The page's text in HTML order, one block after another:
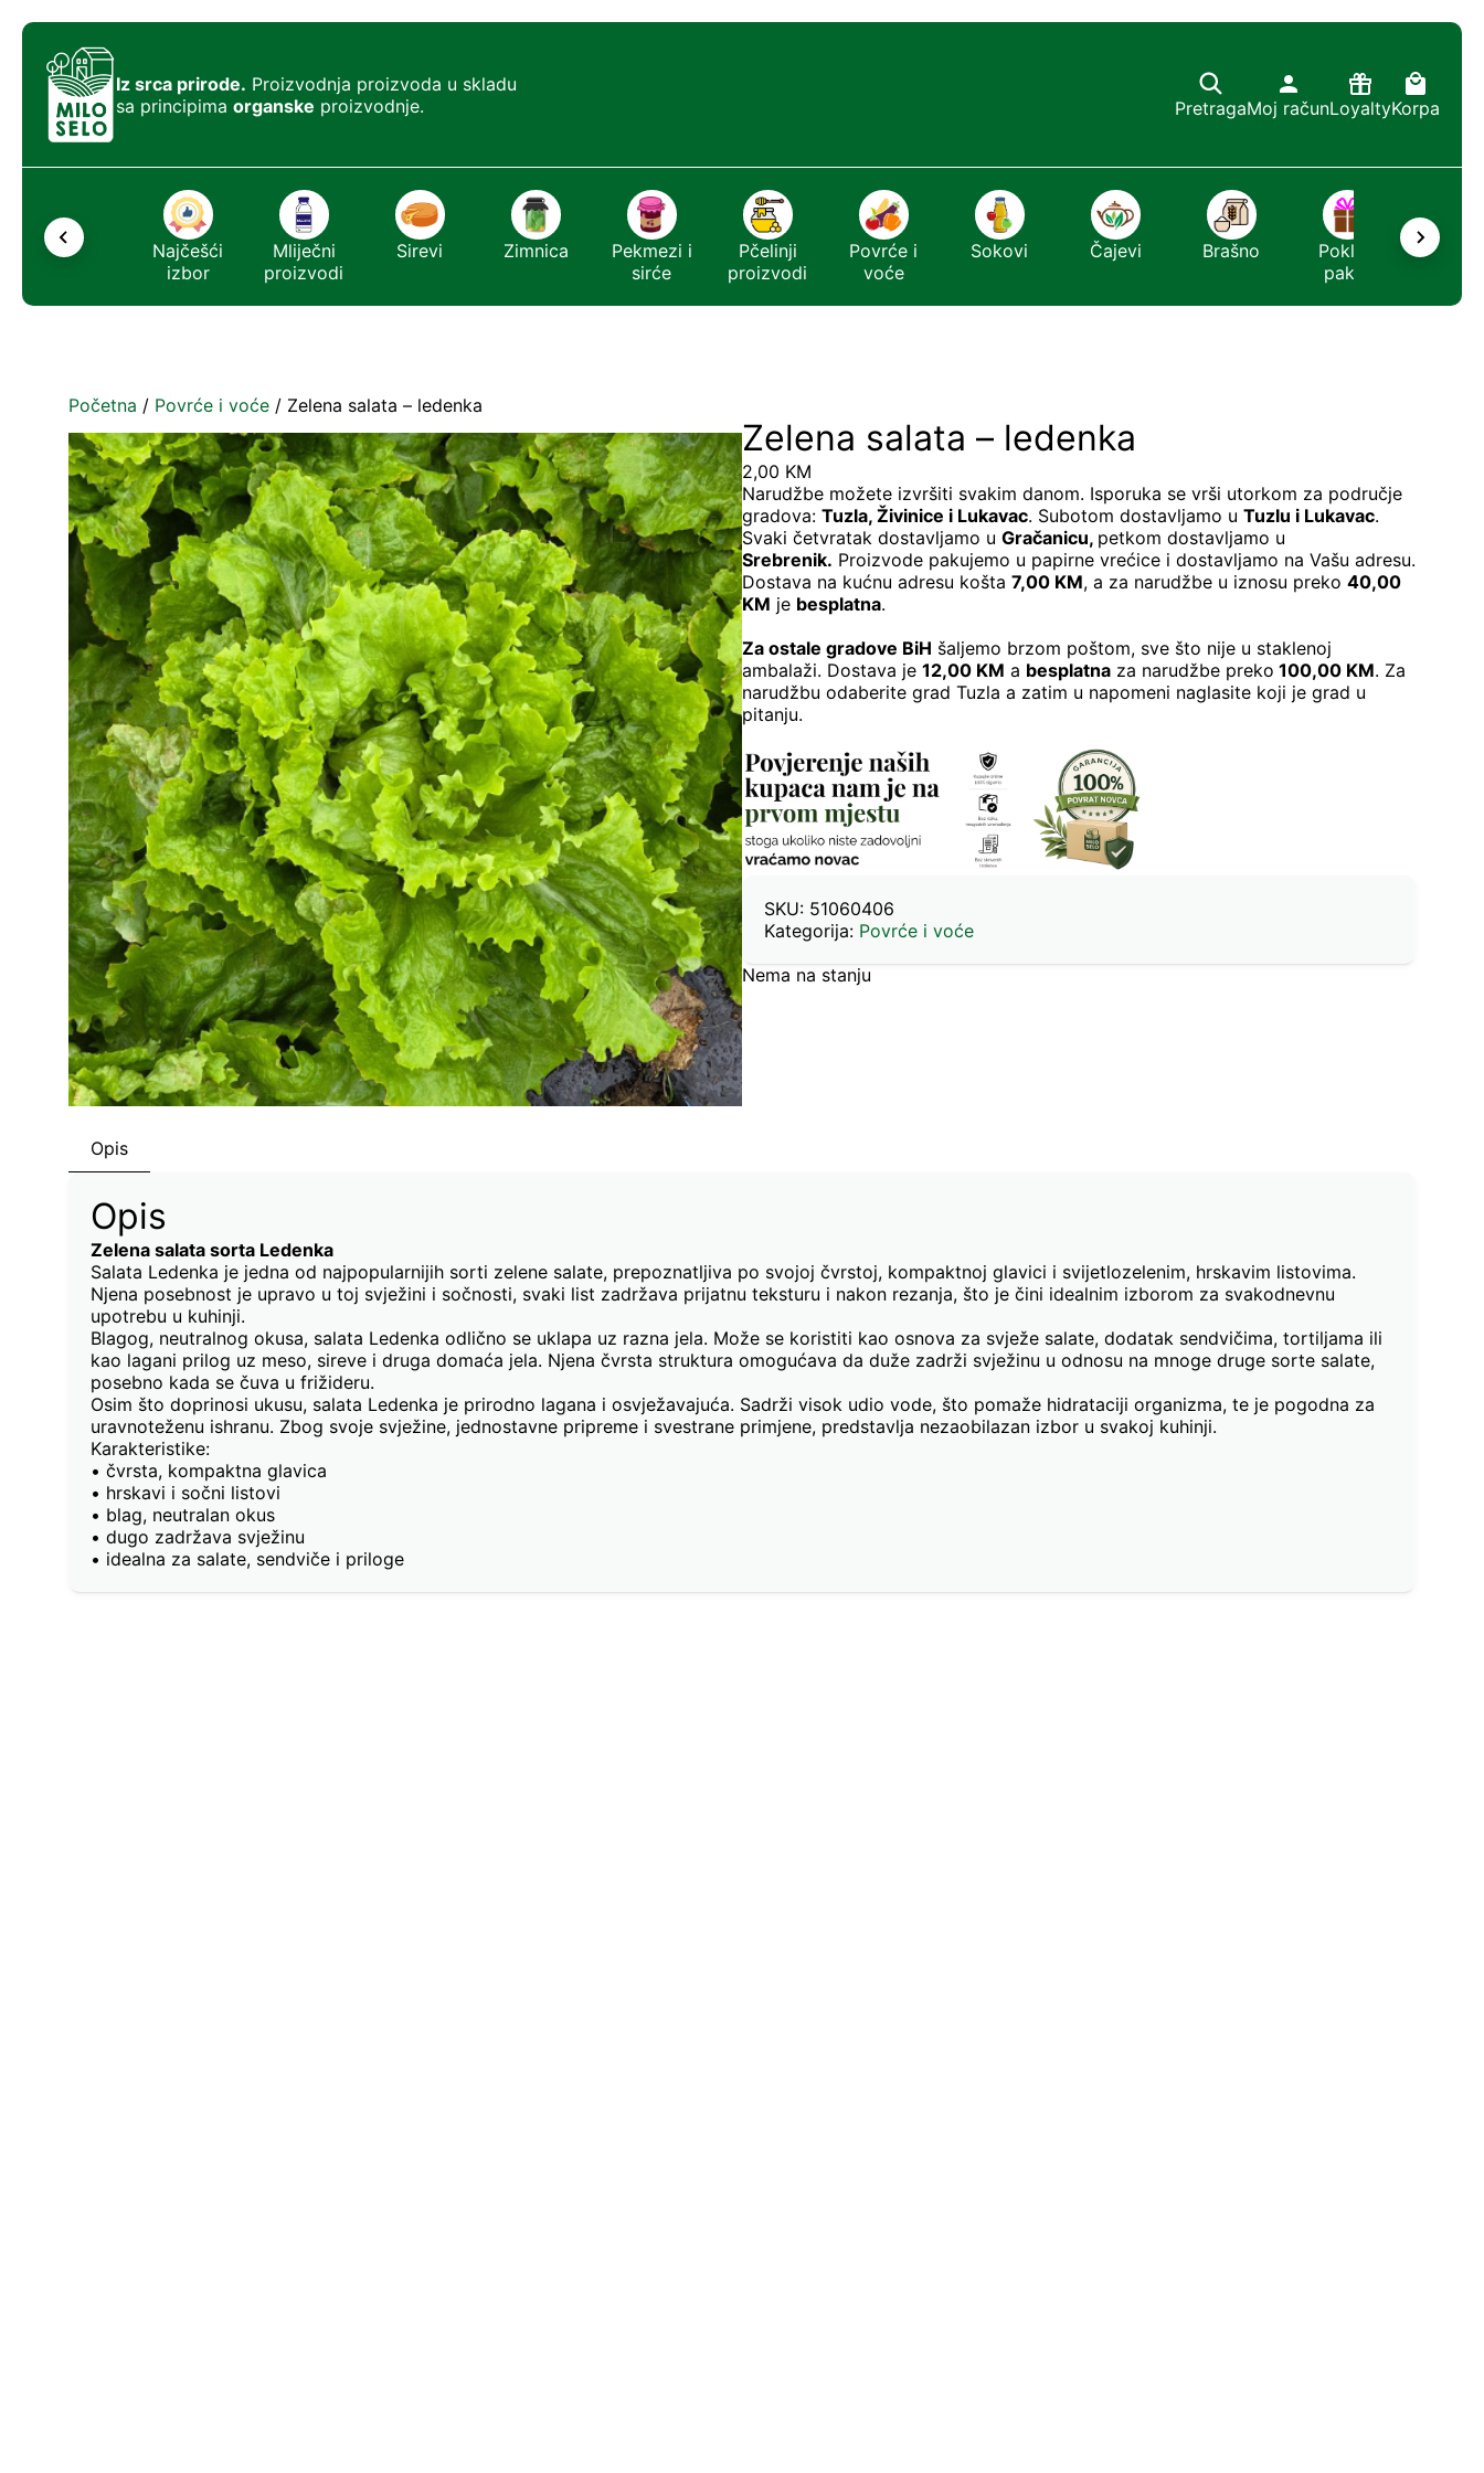
Iz srca prirode. Proizvodnja proizvoda u skladu
sa principima organske proizvodnje. PretragaMoj računLoyaltyKorpa
Ostalo
Najčešći
izbor
Mliječni
proizvodi
Sirevi Zimnica
Pekmezi i
sirće
Pčelinji
proizvodi
Povrće i
voće
Sokovi Čajevi Brašno
Poklon
paket
Početna / Povrće i voće / Zelena salata – ledenka
Zelena salata – ledenka
2,00 KM
Narudžbe možete izvršiti svakim danom. Isporuka se vrši utorkom za područje
gradova: Tuzla, Živinice i Lukavac. Subotom dostavljamo u Tuzlu i Lukavac.
Svaki četvratak dostavljamo u Gračanicu, petkom dostavljamo u
Srebrenik. Proizvode pakujemo u papirne vrećice i dostavljamo na Vašu adresu.
Dostava na kućnu adresu košta 7,00 KM, a za narudžbe u iznosu preko 40,00
KM je besplatna.
Za ostale gradove BiH šaljemo brzom poštom, sve što nije u staklenoj
ambalaži. Dostava je 12,00 KM a besplatna za narudžbe preko 100,00 KM. Za
narudžbu odaberite grad Tuzla a zatim u napomeni naglasite koji je grad u
pitanju.
SKU: 51060406
Kategorija: Povrće i voće
Nema na stanju
Opis
Opis
Zelena salata sorta Ledenka
Salata Ledenka je jedna od najpopularnijih sorti zelene salate, prepoznatljiva po svojoj čvrstoj, kompaktnoj glavici i svijetlozelenim, hrskavim listovima.
Njena posebnost je upravo u toj svježini i sočnosti, svaki list zadržava prijatnu teksturu i nakon rezanja, što je čini idealnim izborom za svakodnevnu
upotrebu u kuhinji.
Blagog, neutralnog okusa, salata Ledenka odlično se uklapa uz razna jela. Može se koristiti kao osnova za svježe salate, dodatak sendvičima, tortiljama ili
kao lagani prilog uz meso, sireve i druga domaća jela. Njena čvrsta struktura omogućava da duže zadrži svježinu u odnosu na mnoge druge sorte salate,
posebno kada se čuva u frižideru.
Osim što doprinosi ukusu, salata Ledenka je prirodno lagana i osvježavajuća. Sadrži visok udio vode, što pomaže hidrataciji organizma, te je pogodna za
uravnoteženu ishranu. Zbog svoje svježine, jednostavne pripreme i svestrane primjene, predstavlja nezaobilazan izbor u svakoj kuhinji.
Karakteristike:
• čvrsta, kompaktna glavica
• hrskavi i sočni listovi
• blag, neutralan okus
• dugo zadržava svježinu
• idealna za salate, sendviče i priloge